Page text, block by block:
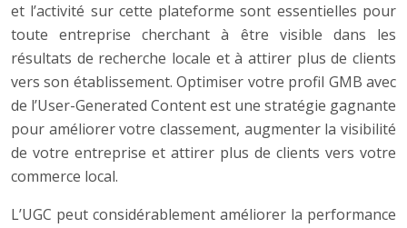
et l’activité sur cette plateforme sont essentielles pour
toute entreprise cherchant à être visible dans les
résultats de recherche locale et à attirer plus de clients
vers son établissement. Optimiser votre profil GMB avec
de l’User-Generated Content est une stratégie gagnante
pour améliorer votre classement, augmenter la visibilité
de votre entreprise et attirer plus de clients vers votre
commerce local.
L’UGC peut considérablement améliorer la performance